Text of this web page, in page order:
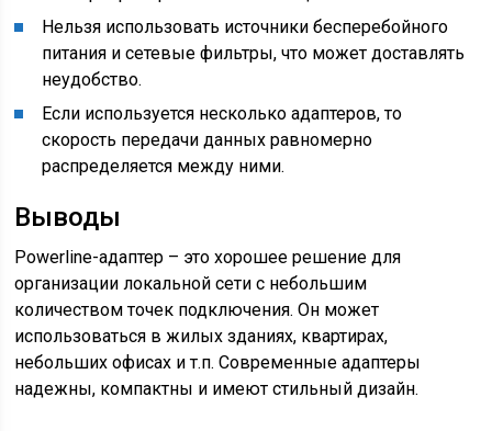
Нельзя использовать источники бесперебойного
питания и сетевые фильтры, что может доставлять
неудобство.
Если используется несколько адаптеров, то
скорость передачи данных равномерно
распределяется между ними.
Выводы
Powerline-адаптер – это хорошее решение для
организации локальной сети с небольшим
количеством точек подключения. Он может
использоваться в жилых зданиях, квартирах,
небольших офисах и т.п. Современные адаптеры
надежны, компактны и имеют стильный дизайн.